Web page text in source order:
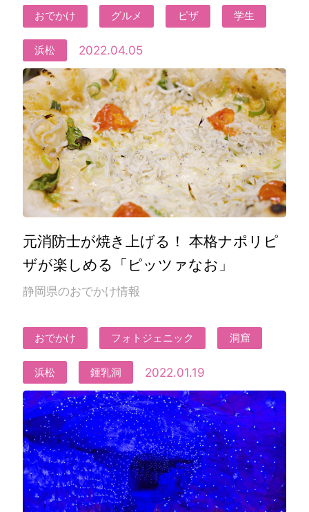
おでかけ グルメ ピザ 学生
浜松 2022.04.05
元消防士が焼き上げる！ 本格ナポリピ
ザが楽しめる「ピッツァなお」
静岡県のおでかけ情報
おでかけ フォトジェニック 洞窟
浜松 鍾乳洞 2022.01.19